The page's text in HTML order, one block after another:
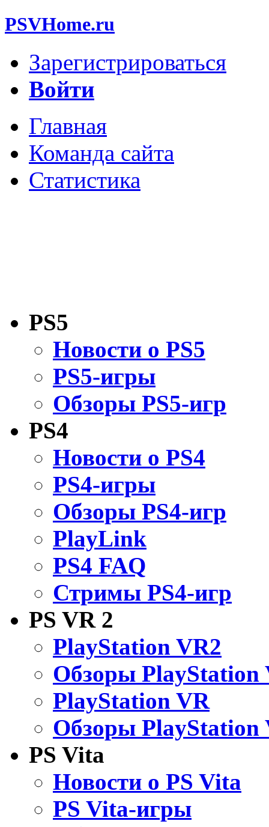
PSVHome.ru
Зарегистрироваться
Войти
Главная
Команда сайта
Статистика
PS5
Новости о PS5
PS5-игры
Обзоры PS5-игр
PS4
Новости о PS4
PS4-игры
Обзоры PS4-игр
PlayLink
PS4 FAQ
Стримы PS4-игр
PS VR 2
PlayStation VR2
Обзоры PlayStation
PlayStation VR
Обзоры PlayStation
PS Vita
Новости о PS Vita
PS Vita-игры